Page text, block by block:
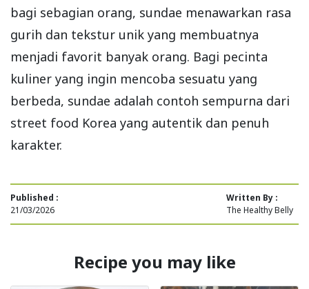
bagi sebagian orang, sundae menawarkan rasa
gurih dan tekstur unik yang membuatnya
menjadi favorit banyak orang. Bagi pecinta
kuliner yang ingin mencoba sesuatu yang
berbeda, sundae adalah contoh sempurna dari
street food Korea yang autentik dan penuh
karakter.
Published :
21/03/2026
Written By :
The Healthy Belly
Recipe you may like